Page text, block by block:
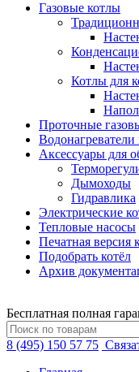
Газовые котлы
Котлы для
Проточные
Водонагреватели
Аксессуары для
Дымоходы
Гидравлика
Электрические
Тепловые насосы
Печатная версия
Подобрать котёл
Архив
Бесплатная полная
8 (495) 150 57 75